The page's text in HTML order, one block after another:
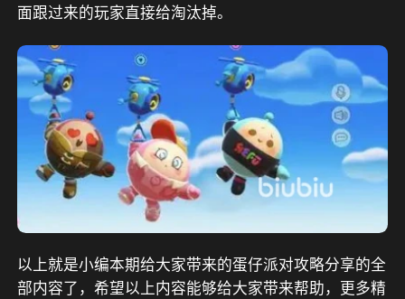
面跟过来的玩家直接给淘汰掉。
以上就是小编本期给大家带来的蛋仔派对攻略分享的全
部内容了，希望以上内容能够给大家带来帮助，更多精